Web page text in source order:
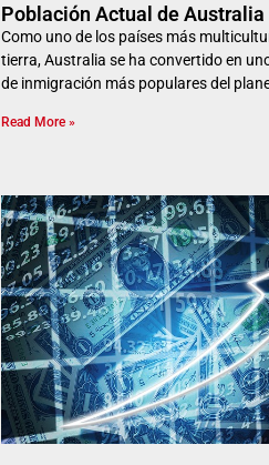
Población Actual de Australia
Como uno de los países más
tierra, Australia se ha convertido en
de inmigración más populares del
Read More »